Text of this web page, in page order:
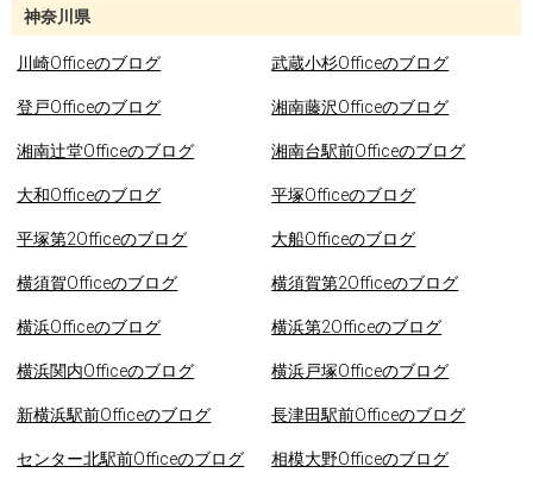
神奈川県
川崎Officeのブログ 武蔵小杉Officeのブログ
登戸Officeのブログ 湘南藤沢Officeのブログ
湘南辻堂Officeのブログ 湘南台駅前Officeのブログ
大和Officeのブログ 平塚Officeのブログ
平塚第2Officeのブログ 大船Officeのブログ
横須賀Officeのブログ 横須賀第2Officeのブログ
横浜Officeのブログ 横浜第2Officeのブログ
横浜関内Officeのブログ 横浜戸塚Officeのブログ
新横浜駅前Officeのブログ 長津田駅前Officeのブログ
センター北駅前Officeのブログ 相模大野Officeのブログ